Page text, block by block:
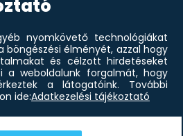
nyomkövető technológiákat
böngészési élményét, azzal hogy
és célzott hirdetéseket
a weboldalunk forgalmát, hogy
a látogatóink.
További
ide:Adatkezelési tájékoztató